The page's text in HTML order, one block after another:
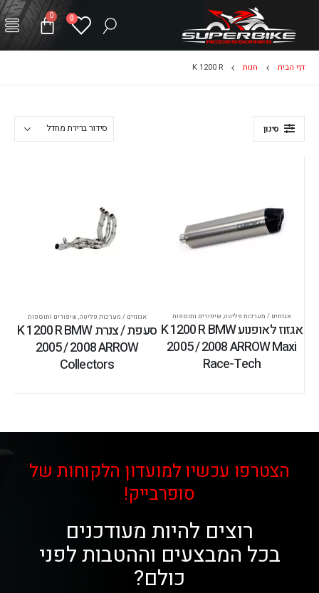
0
0
דף הבית חנות K 1200 R
סינון
אגזוזים / מערכות פליטה, שיפורים ותוספות
אגזוז לאופנוע K 1200 R BMW
2005 / 2008 ARROW Maxi
Race-Tech
אגזוזים / מערכות פליטה, שיפורים ותוספות
סעפת / צנרת K 1200 R BMW
2005 / 2008 ARROW
Collectors
הצטרפו עכשיו למועדון הלקוחות של
סופרבייק!
רוצים להיות מעודכנים
בכל המבצעים וההטבות לפני
כולם?